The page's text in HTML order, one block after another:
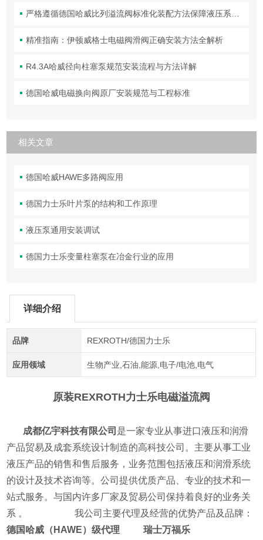
严格遵循德国哈威比列溢流阀标准化装配方法保障液压系统压力调控精准可靠
精准指南：伊顿威格士电磁阀滑阀正确安装方法全解析
R4.3A哈威径向柱塞泵规范安装流程与方法详解
德国哈威电磁换向阀原厂安装规范与工程标准
相关文章
德国哈威HAWE多路阀应用
德国力士乐叶片泵的结构和工作原理
液压泵通用安装调试
德国力士乐变量柱塞泵在冶金行业的应用
详细介绍
品牌 REXROTH/德国力士乐
应用领域 生物产业,石油,能源,电子/电池,电气
原装REXROTH力士乐电磁溢流阀
成都亿宇科技有限公司 是一家专业从事进口液压和润滑
产品贸易及成套系统设计制造的高科技公司。主要从事工业
液压产品的销售和售后服务，业务范围包括液压和润滑系统
的设计及技术咨询等。公司提供优质产品、专业的技术和一
站式服务。与国内许多厂家及贸易公司保持着良好的业务关
系 。 我公司主要代理及经营的优势产品及品牌：
德国哈威（HAWE）级代理 瑞士万福乐